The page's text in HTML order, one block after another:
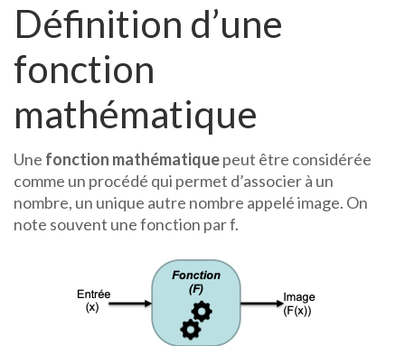
Définition d’une
fonction
mathématique
Une fonction mathématiquepeut être considérée
comme un procédé qui permet d’associer à un
nombre, un unique autre nombre appelé image. On
note souvent une fonction par f.